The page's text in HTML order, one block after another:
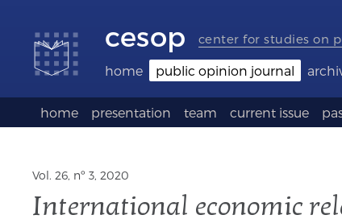
content
(Seletor
idioma)
cesop center for studies on
home public opinion journal
home presentation team current issue
Vol. 26, nº 3, 2020
International economic